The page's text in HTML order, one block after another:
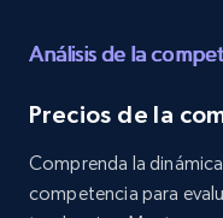
price, and more.
1.9K+
Análisis de la
Precios de la
Comprenda la
competencia para